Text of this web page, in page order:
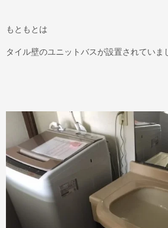
もともとは
タイル壁のユニットバスが設置されていま